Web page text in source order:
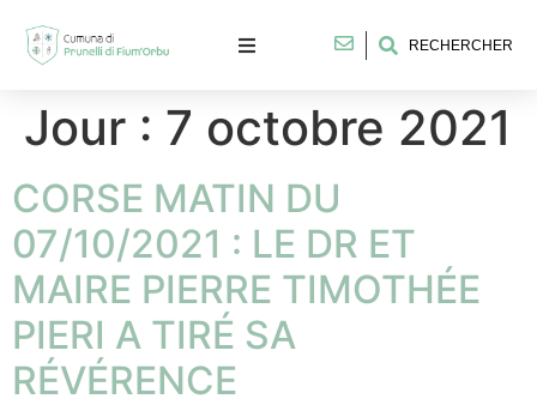
RECHERCHER
Jour : 7 octobre 2021
CORSE MATIN DU
07/10/2021 : LE DR ET
MAIRE PIERRE TIMOTHÉE
PIERI A TIRÉ SA
RÉVÉRENCE